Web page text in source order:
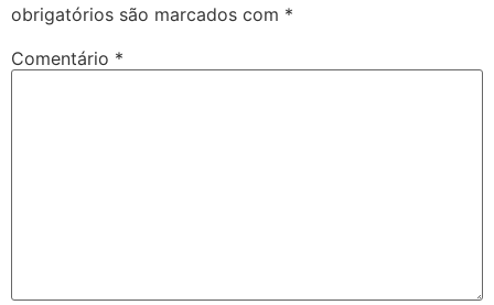
obrigatórios são marcados com *
Comentário *